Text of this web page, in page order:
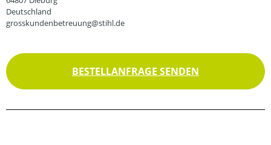
Deutschland
grosskundenbetreuung@stihl.de
BESTELLANFRAGE SENDEN